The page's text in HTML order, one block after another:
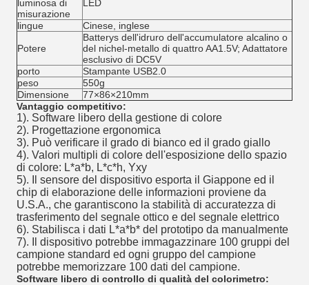
luminosa di
misurazione
LED
lingue Cinese, inglese
Potere
Batterys dell'idruro dell'accumulatore alcalino o
del nichel-metallo di quattro AA1.5V; Adattatore
esclusivo di DC5V
porto
Stampante USB2.0
peso
550g
Dimensione
77×86×210mm
Vantaggio competitivo:
1). Software libero della gestione di colore
2). Progettazione ergonomica
3). Può verificare il grado di bianco ed il grado giallo
4). Valori multipli di colore dell'esposizione dello spazio
di colore: L*a*b, L*c*h, Yxy
5). Il sensore del dispositivo esporta il Giappone ed il
chip di elaborazione delle informazioni proviene da
U.S.A., che garantiscono la stabilità di accuratezza di
trasferimento del segnale ottico e del segnale elettrico
6). Stabilisca i dati L*a*b* del prototipo da manualmente
7). Il dispositivo potrebbe immagazzinare 100 gruppi del
campione standard ed ogni gruppo del campione
potrebbe memorizzare 100 dati del campione.
Software libero di controllo di qualità del colorimetro: